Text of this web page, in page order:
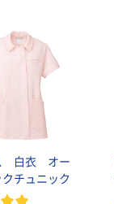
白衣 オー
チュニック